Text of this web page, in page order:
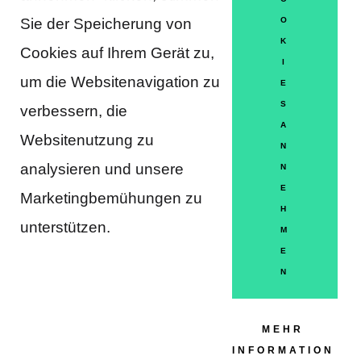
MITGLIEDSCHAFT
HÄUFIGE FRAGEN
KONTAKT
IMPRESSUM
Sie der Speicherung von
Cookies auf Ihrem Gerät zu,
um die Websitenavigation zu
verbessern, die
Websitenutzung zu
analysieren und unsere
Marketingbemühungen zu
unterstützen.
O
K
I
E
S
A
N
N
E
H
M
E
N
MEHR
INFORMATION